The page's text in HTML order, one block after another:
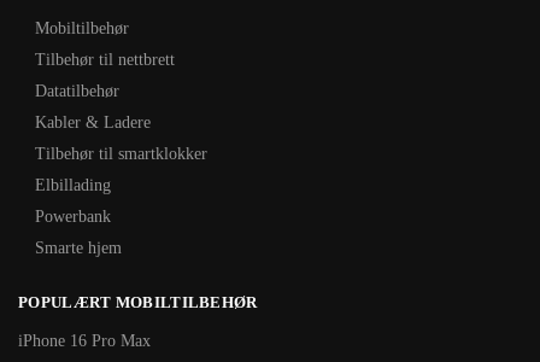
Mobiltilbehør
Tilbehør til nettbrett
Datatilbehør
Kabler & Ladere
Tilbehør til smartklokker
Elbillading
Powerbank
Smarte hjem
POPULÆRT MOBILTILBEHØR
iPhone 16 Pro Max